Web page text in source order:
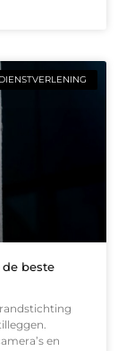
DIENSTVERLENING
beste
en